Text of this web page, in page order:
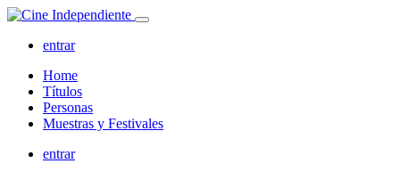
entrar
Home
Títulos
Personas
Muestras y Festivales
entrar